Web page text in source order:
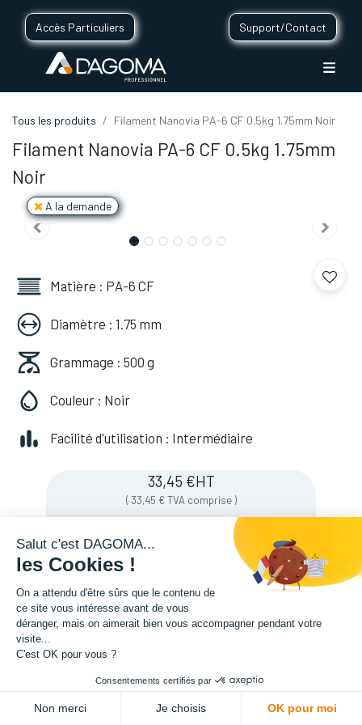
Accès Particuliers Support/Contact
Tous les produits Filament Nanovia PA-6 CF 0.5kg 1.75mm Noir
Filament Nanovia PA-6 CF 0.5kg 1.75mm
Noir
A la demande
Matière : PA-6 CF
Diamètre : 1.75 mm
Grammage : 500 g
Couleur : Noir
Facilité d'utilisation : Intermédiaire
33,45 €HT
( 33,45 € TVA comprise )
Soyez averti lorsque le produit est de
nouveau en stock
Salut c'est DAGOMA...
les Cookies !
On a attendu d'être sûrs que le contenu de
ce site vous intéresse avant de vous
déranger, mais on aimerait bien vous accompagner pendant votre
visite...
C'est OK pour vous ?
Consentements certifiés par
Non merci Je choisis OK pour moi